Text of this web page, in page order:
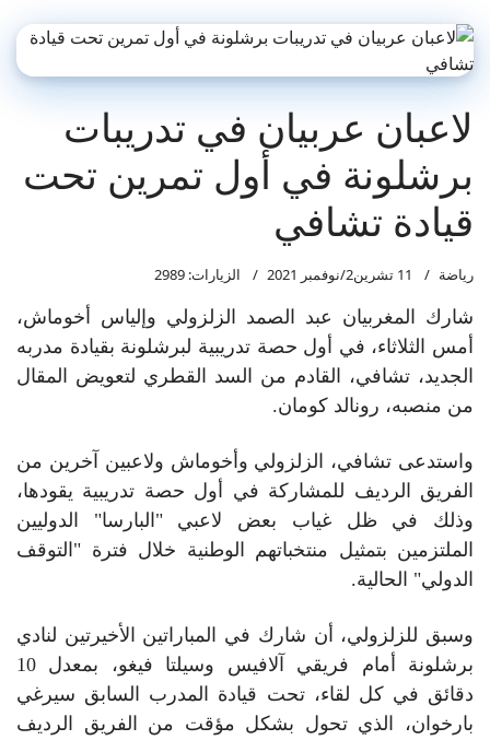
لاعبان عربيان في تدريبات
برشلونة في أول تمرين تحت
قيادة تشافي
رياضة 11 تشرين2/نوفمبر 2021 الزيارات: 2989
شارك المغربيان عبد الصمد الزلزولي وإلياس أخوماش،
أمس الثلاثاء، في أول حصة تدريبية لبرشلونة بقيادة مدربه
الجديد، تشافي، القادم من السد القطري لتعويض المقال
من منصبه، رونالد كومان.
واستدعى تشافي، الزلزولي وأخوماش ولاعبين آخرين من
الفريق الرديف للمشاركة في أول حصة تدريبية يقودها،
وذلك في ظل غياب بعض لاعبي "البارسا" الدوليين
الملتزمين بتمثيل منتخباتهم الوطنية خلال فترة "التوقف
الدولي" الحالية.
وسبق للزلزولي، أن شارك في المباراتين الأخيرتين لنادي
برشلونة أمام فريقي آلافيس وسيلتا فيغو، بمعدل 10
دقائق في كل لقاء، تحت قيادة المدرب السابق سيرغي
بارخوان، الذي تحول بشكل مؤقت من الفريق الرديف